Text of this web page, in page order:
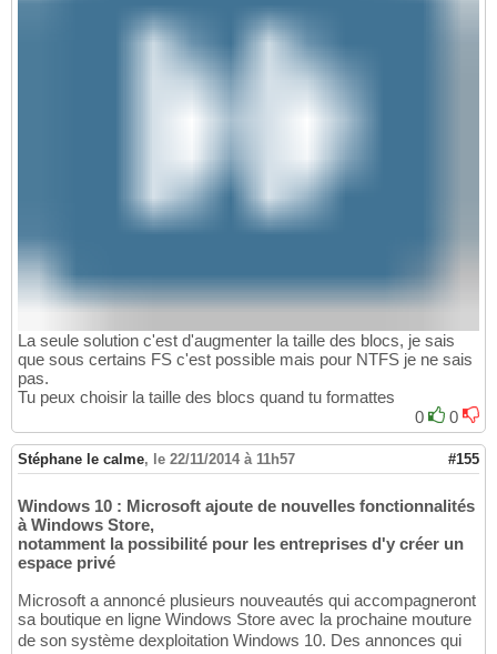
La seule solution c'est d'augmenter la taille des blocs, je sais
que sous certains FS c'est possible mais pour NTFS je ne sais
pas.
Tu peux choisir la taille des blocs quand tu formattes
0
0
Stéphane le calme, le 22/11/2014 à 11h57 #155
Windows 10 : Microsoft ajoute de nouvelles fonctionnalités
à Windows Store,
notamment la possibilité pour les entreprises d'y créer un
espace privé
Microsoft a annoncé plusieurs nouveautés qui accompagneront
sa boutique en ligne Windows Store avec la prochaine mouture
de son système dexploitation Windows 10. Des annonces qui